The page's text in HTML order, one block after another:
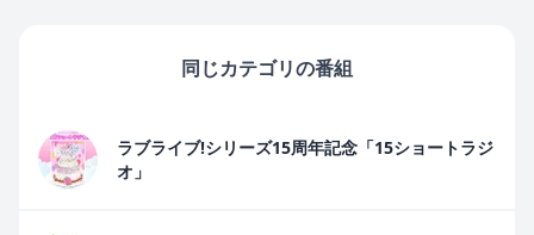
同じカテゴリの番組
ラブライブ!シリーズ15周年記念「15ショートラジ
オ」